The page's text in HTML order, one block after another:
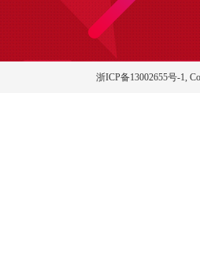
浙ICP备13002655号-1,